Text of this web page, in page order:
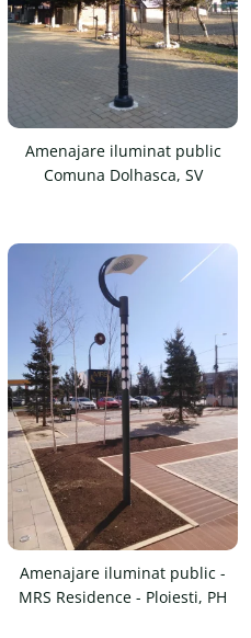
gunoi
Mobilier urban
DIZABILITATI
Amenajare iluminat public
Comuna Dolhasca, SV
Amenajare iluminat public -
MRS Residence - Ploiesti, PH